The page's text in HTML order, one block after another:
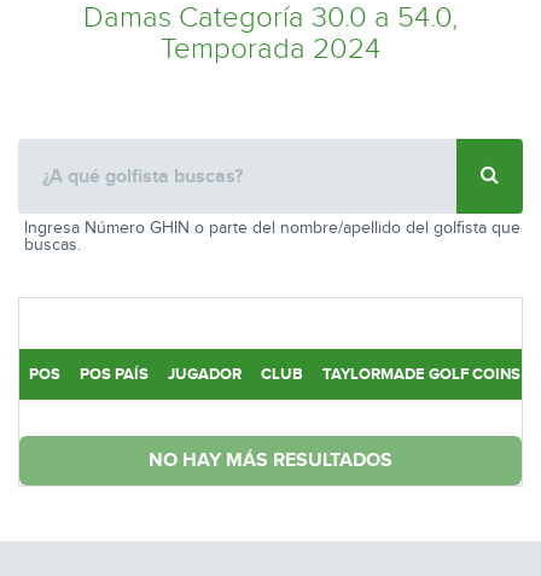
Damas Categoría 30.0 a 54.0,
Temporada 2024
Ingresa Número GHIN o parte del nombre/apellido del golfista que
buscas.
POS POS PAÍS JUGADOR CLUB TAYLORMADE GOLF COINS
NO HAY MÁS RESULTADOS